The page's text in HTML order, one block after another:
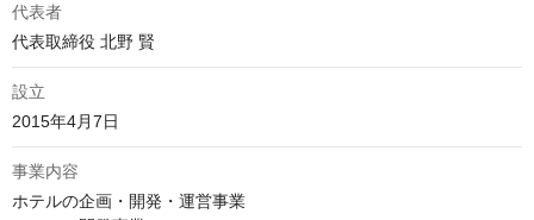
代表者
代表取締役 北野 賢
設立
2015年4月7日
事業内容
ホテルの企画・開発・運営事業